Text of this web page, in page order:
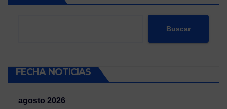
Buscar
FECHA NOTICIAS
agosto 2026